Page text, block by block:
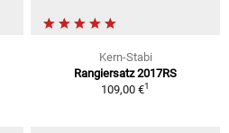
Kern-Stabi
Rangiersatz 2017RS
109,00 €1